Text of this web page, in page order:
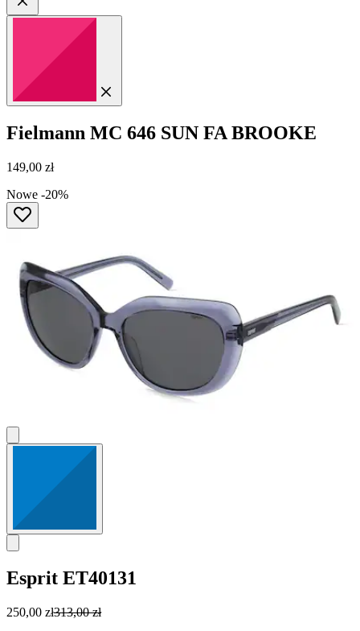
Fielmann MC 646 SUN FA BROOKE
149,00 zł
Nowe -20%
Esprit ET40131
250,00 zł313,00 zł